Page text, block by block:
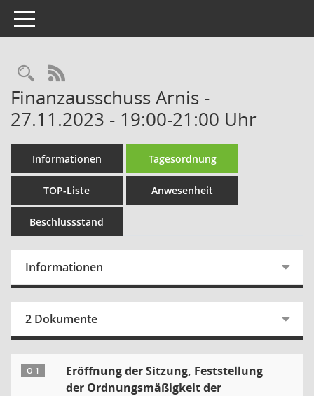
Toggle navigation
Rechercheauswahl
RSS-Feed
Finanzausschuss Arnis -
27.11.2023 - 19:00-21:00 Uhr
Informationen Tagesordnung
TOP-Liste Anwesenheit
Beschlussstand
Informationen
2 Dokumente
Ö 1
Eröffnung der Sitzung, Feststellung
der Ordnungsmäßigkeit der